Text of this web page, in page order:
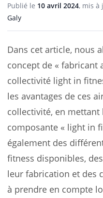
Publié le 10 avril 2024, mis à
Galy
Dans cet article, nous
concept de « fabricant
collectivité light in
les avantages de ces
collectivité, en mettant
composante « light in
également des
fitness disponibles,
leur fabrication et des
à prendre en compte